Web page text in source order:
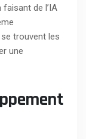
de l’IA
se trouvent les
une